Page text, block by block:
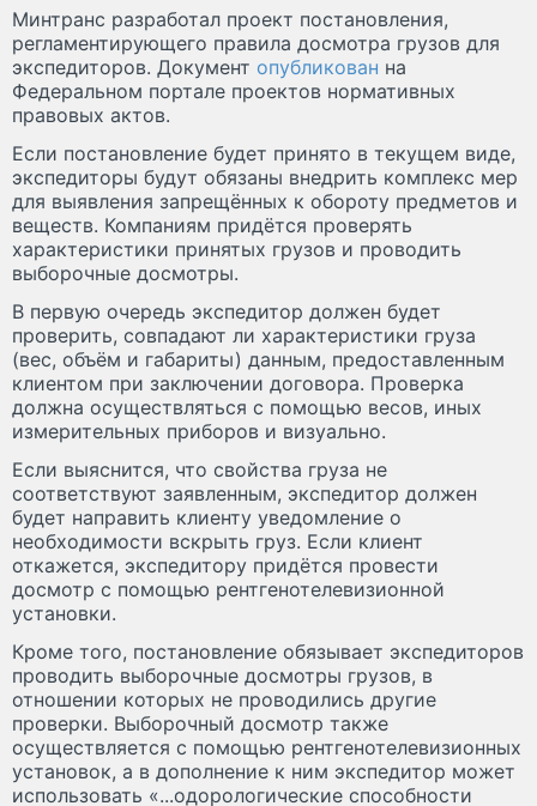
Минтранс разработал проект постановления,
регламентирующего правила досмотра грузов для
экспедиторов. Документ опубликован на
Федеральном портале проектов нормативных
правовых актов.
Если постановление будет принято в текущем виде,
экспедиторы будут обязаны внедрить комплекс мер
для выявления запрещённых к обороту предметов и
веществ. Компаниям придётся проверять
характеристики принятых грузов и проводить
выборочные досмотры.
В первую очередь экспедитор должен будет
проверить, совпадают ли характеристики груза
(вес, объём и габариты) данным, предоставленным
клиентом при заключении договора. Проверка
должна осуществляться с помощью весов, иных
измерительных приборов и визуально.
Если выяснится, что свойства груза не
соответствуют заявленным, экспедитор должен
будет направить клиенту уведомление о
необходимости вскрыть груз. Если клиент
откажется, экспедитору придётся провести
досмотр с помощью рентгенотелевизионной
установки.
Кроме того, постановление обязывает экспедиторов
проводить выборочные досмотры грузов, в
отношении которых не проводились другие
проверки. Выборочный досмотр также
осуществляется с помощью рентгенотелевизионных
установок, а в дополнение к ним экспедитор может
использовать «...одорологические способности